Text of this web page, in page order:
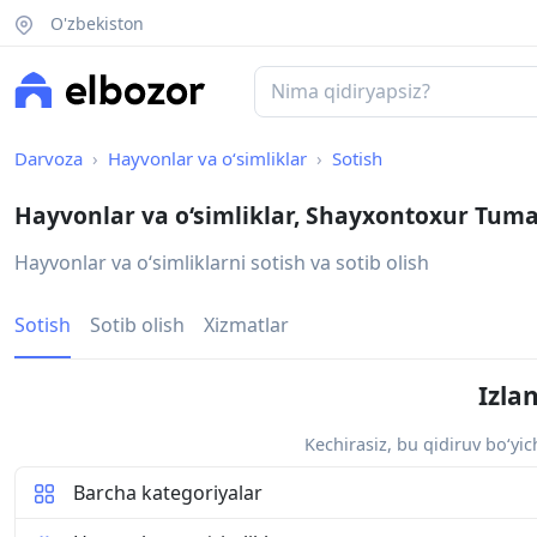
O'zbekiston
Darvoza Hayvonlar va o‘simliklar Sotish
Hayvonlar va o‘simliklar, Shayxontoxur
Hayvonlar va oʻsimliklarni sotish va sotib olish
Sotish Sotib olish Xizmatlar
Kechirasiz, bu qidiruv
Barcha kategoriyalar